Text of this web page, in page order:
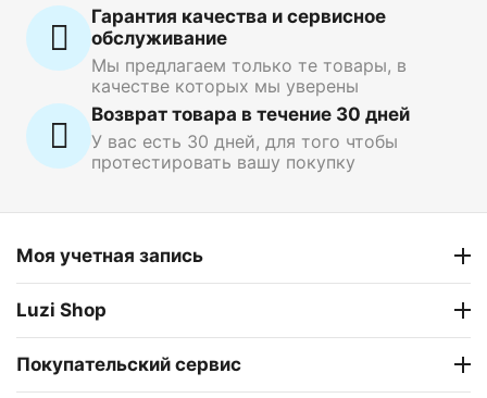
Гарантия качества и сервисное
обслуживание
Мы предлагаем только те товары, в
качестве которых мы уверены
Возврат товара в течение 30 дней
У вас есть 30 дней, для того чтобы
протестировать вашу покупку
Моя учетная запись
Luzi Shop
Покупательский сервис